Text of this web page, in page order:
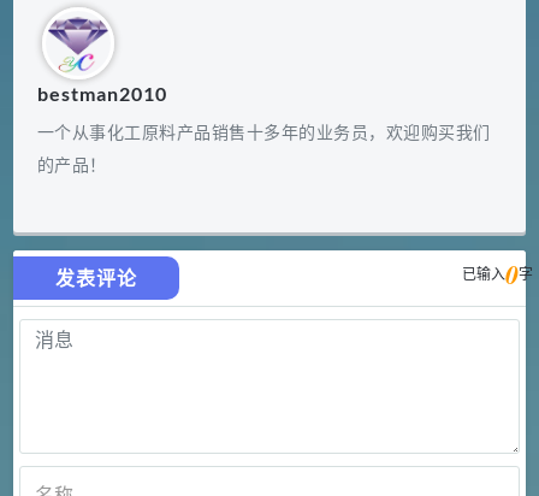
bestman2010
一个从事化工原料产品销售十多年的业务员，欢迎购买我们
的产品！
发表评论 已输入0字